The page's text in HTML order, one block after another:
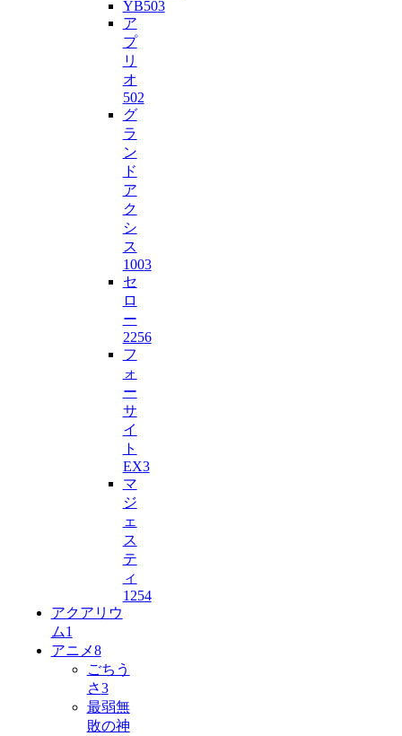
YB503
ア
プ
リ
オ
502
グ
ラ
ン
ド
ア
ク
シ
ス
1003
セ
ロ
ー
2256
フ
ォ
ー
サ
イ
ト
EX3
マ
ジ
ェ
ス
テ
ィ
1254
アクアリウ
ム1
アニメ8
ごちう
さ3
最弱無
敗の神